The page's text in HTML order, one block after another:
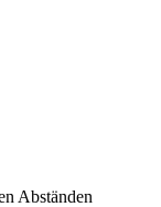
Abständen